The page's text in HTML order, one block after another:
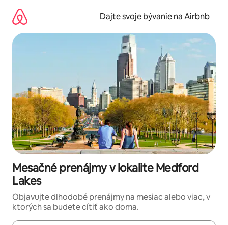
obsah.
Dajte svoje bývanie na Airbnb
Mesačné prenájmy v lokalite Medford
Lakes
Objavujte dlhodobé prenájmy na mesiac alebo viac, v
ktorých sa budete cítiť ako doma.